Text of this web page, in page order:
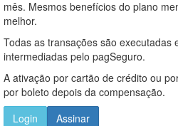
mês. Mesmos benefícios do plano
melhor.
Todas as transações são executadas
intermediadas pelo pagSeguro.
A ativação por cartão de crédito ou
por boleto depois da compensação.
Login
Assinar